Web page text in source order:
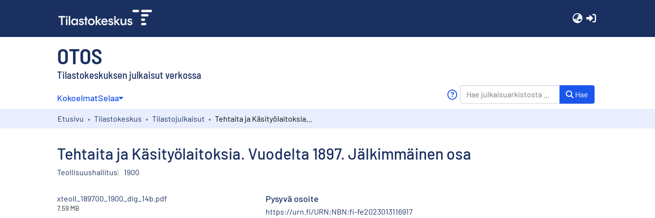
OTOS
Tilastokeskuksen julkaisut verkossa
KokoelmatSelaa Hae
Etusivu Tilastokeskus Tilastojulkaisut
Tehtaita ja Käsityölaitoksia. Vuodelta 1897. Jälkimmäinen osa
Teollisuushallitus 1900
xteoll_189700_1900_dig_14b.pdf
7.59 MB
Pysyvä osoite
https://urn.fi/URN:NBN:fi-fe2023013116917